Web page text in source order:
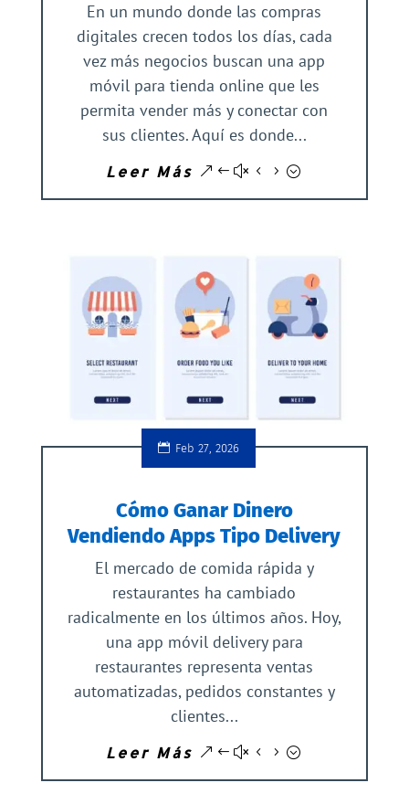
En un mundo donde las compras
digitales crecen todos los días, cada
vez más negocios buscan una app
móvil para tienda online que les
permita vender más y conectar con
sus clientes. Aquí es donde...
Leer Más
Feb 27, 2026
Cómo Ganar Dinero
Vendiendo Apps Tipo Delivery
El mercado de comida rápida y
restaurantes ha cambiado
radicalmente en los últimos años. Hoy,
una app móvil delivery para
restaurantes representa ventas
automatizadas, pedidos constantes y
clientes...
Leer Más